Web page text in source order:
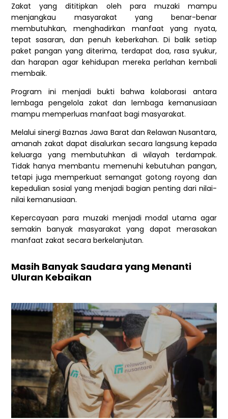
Zakat yang dititipkan oleh para muzaki mampu
menjangkau masyarakat yang benar-benar
membutuhkan, menghadirkan manfaat yang nyata,
tepat sasaran, dan penuh keberkahan. Di balik setiap
paket pangan yang diterima, terdapat doa, rasa syukur,
dan harapan agar kehidupan mereka perlahan kembali
membaik.
Program ini menjadi bukti bahwa kolaborasi antara
lembaga pengelola zakat dan lembaga kemanusiaan
mampu memperluas manfaat bagi masyarakat.
Melalui sinergi Baznas Jawa Barat dan Relawan Nusantara,
amanah zakat dapat disalurkan secara langsung kepada
keluarga yang membutuhkan di wilayah terdampak.
Tidak hanya membantu memenuhi kebutuhan pangan,
tetapi juga memperkuat semangat gotong royong dan
kepedulian sosial yang menjadi bagian penting dari nilai-
nilai kemanusiaan.
Kepercayaan para muzaki menjadi modal utama agar
semakin banyak masyarakat yang dapat merasakan
manfaat zakat secara berkelanjutan.
Masih Banyak Saudara yang Menanti
Uluran Kebaikan